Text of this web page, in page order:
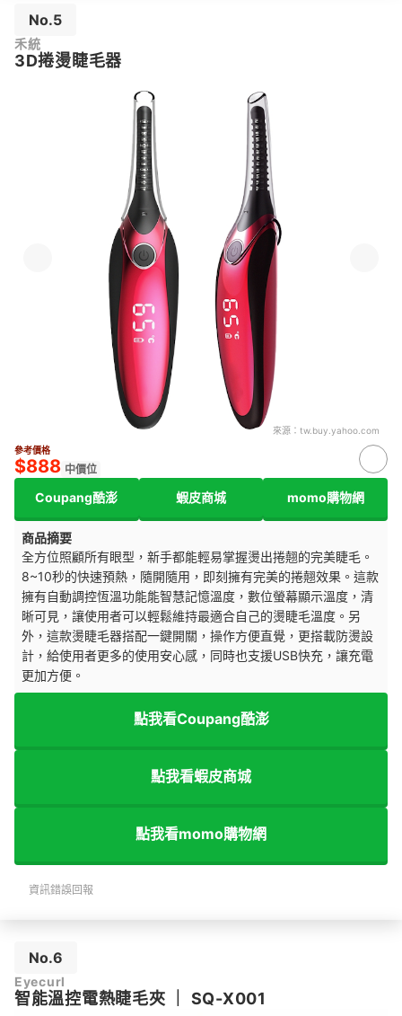
No.5
禾統
3D捲燙睫毛器
來源： tw.buy.yahoo.com
參考價格
$888 中價位
Coupang酷澎 蝦皮商城 momo購物網
商品摘要
全方位照顧所有眼型，新手都能輕易掌握燙出捲翹的完美睫毛。
8~10秒的快速預熱，隨開隨用，即刻擁有完美的捲翹效果。這款
擁有自動調控恆溫功能能智慧記憶溫度，數位螢幕顯示溫度，清
晰可見，讓使用者可以輕鬆維持最適合自己的燙睫毛溫度。另
外 ，這款燙睫毛器搭配一鍵開關，操作方便直覺，更搭載防燙設
計，給使用者更多的使用安心感，同時也支援USB快充，讓充電
更加方便。
點我看Coupang酷澎
點我看蝦皮商城
點我看momo購物網
資訊錯誤回報
No.6
Eyecurl
智能溫控電熱睫毛夾 SQ-X001